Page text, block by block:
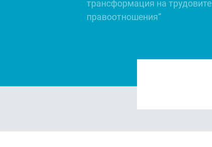
трансформация на трудовите
правоотношения“